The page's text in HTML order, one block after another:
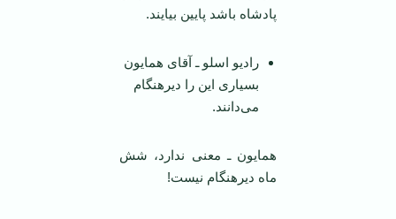
پادشاه باشد پایین بیایند.
رادیو اسلو ـ آقای همایون
بسیاری این را دیرهنگام
می‌دانند.
همایون ـ معنی ندارد، شش
ماه دیرهنگام نیست!